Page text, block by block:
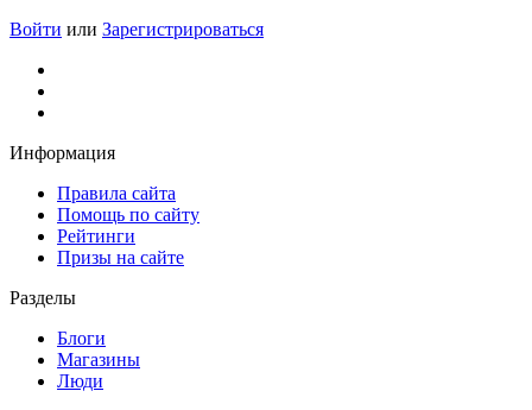
Войти или Зарегистрироваться
Информация
Правила сайта
Помощь по сайту
Рейтинги
Призы на сайте
Разделы
Блоги
Магазины
Люди